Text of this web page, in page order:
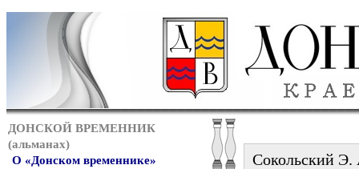
ДОНСКОЙ ВРЕМЕННИК
(альманах)
О «Донском временнике»
Сокольский Э.